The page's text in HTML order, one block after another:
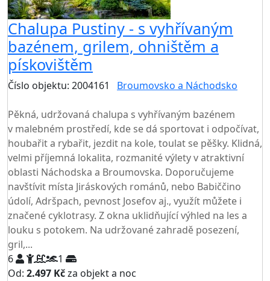
Chalupa Pustiny - s vyhřívaným
bazénem, grilem, ohništěm a
pískovištěm
Číslo objektu: 2004161 Broumovsko a Náchodsko
Pěkná, udržovaná chalupa s vyhřívaným bazénem
v malebném prostředí, kde se dá sportovat i odpočívat,
houbařit a rybařit, jezdit na kole, toulat se pěšky. Klidná,
velmi příjemná lokalita, rozmanité výlety v atraktivní
oblasti Náchodska a Broumovska. Doporučujeme
navštívit místa Jiráskových románů, nebo Babiččino
údolí, Adršpach, pevnost Josefov aj., využít můžete i
značené cyklotrasy. Z okna uklidňující výhled na les a
louku s potokem. Na udržované zahradě posezení,
gril,...
6
1
Od: 2.497 Kčza objekt a noc